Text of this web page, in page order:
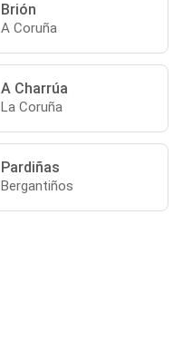
Brión
A Coruña
A Charrúa
La Coruña
Pardiñas
Bergantiños